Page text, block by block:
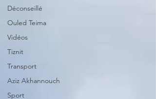
Déconseillé
Ouled Teima
Vidéos
Tiznit
Transport
Aziz Akhannouch
Sport